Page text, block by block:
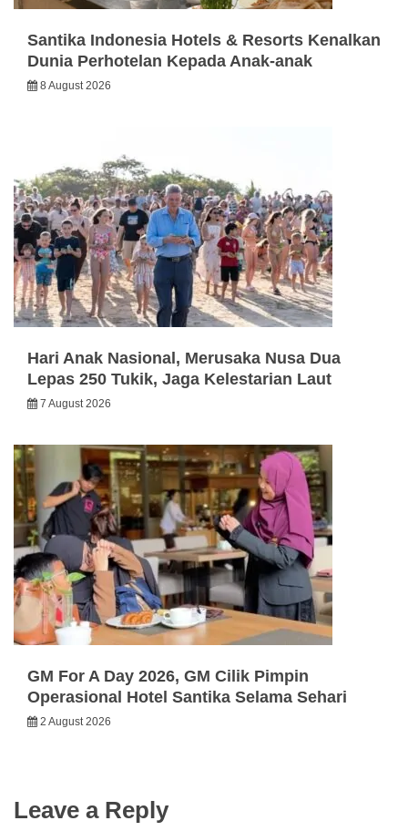
Santika Indonesia Hotels & Resorts Kenalkan
Dunia Perhotelan Kepada Anak-anak
8 August 2026
Hari Anak Nasional, Merusaka Nusa Dua
Lepas 250 Tukik, Jaga Kelestarian Laut
7 August 2026
GM For A Day 2026, GM Cilik Pimpin
Operasional Hotel Santika Selama Sehari
2 August 2026
Leave a Reply